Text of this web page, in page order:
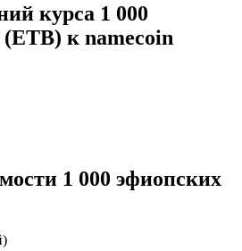
курса 1 000
к namecoin
1 000 эфиопских